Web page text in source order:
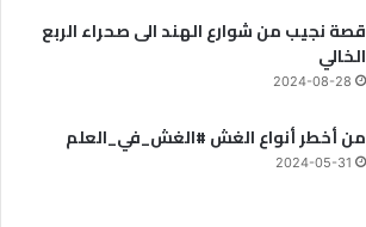
قصة نجيب من شوارع الهند الى صحراء الربع
الخالي
2024-08-28
من أخطر أنواع الغش #الغش_في_العلم
2024-05-31